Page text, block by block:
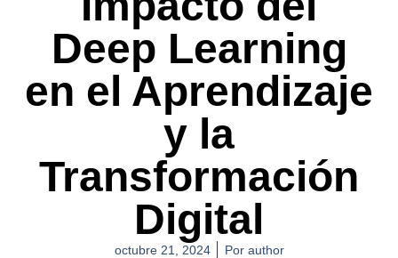
Deep Learning
en el Aprendizaje
y la
Transformación
Digital
octubre 21, 2024 Porauthor